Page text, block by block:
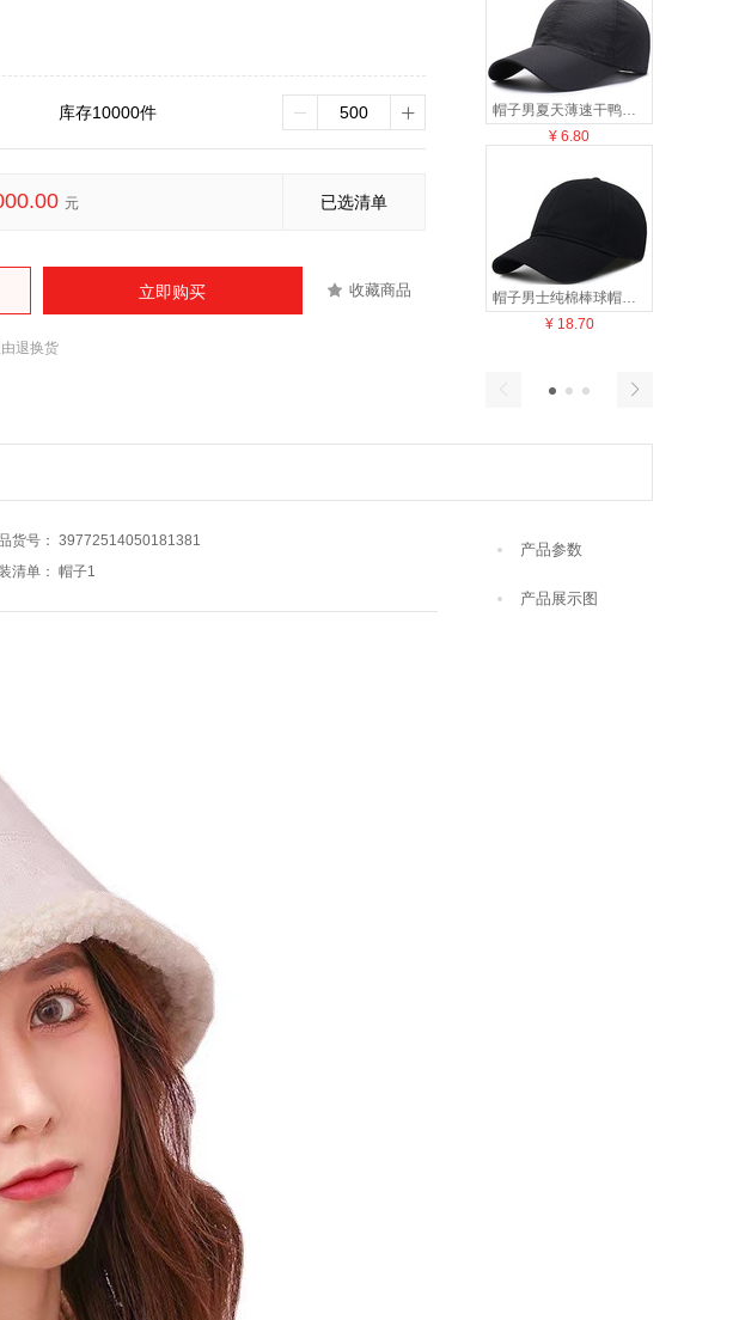
库存10000件
元 已选清单
立即购买 收藏商品
退换货
帽子男夏天薄速干鸭舌户外防晒男士太阳秋冬休闲钓鱼遮阳棒球帽女
¥ 6.80
帽子男士纯棉棒球帽夏季户外休闲软顶鸭舌帽女大码大头围广告帽潮
¥ 18.70
货号 ： 39772514050181381
清单 ： 帽子1
产品参数
产品展示图